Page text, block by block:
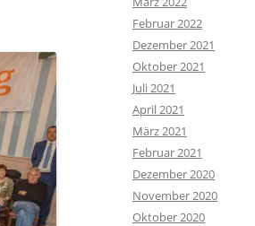
Februar 2022
Dezember 2021
Oktober 2021
Juli 2021
April 2021
März 2021
Februar 2021
Dezember 2020
November 2020
Oktober 2020